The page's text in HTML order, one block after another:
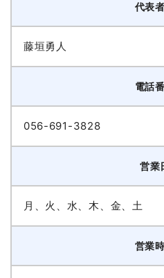
代表
藤垣勇人
電話
056-691-3828
営業
月、火、水、木、金、土
営業